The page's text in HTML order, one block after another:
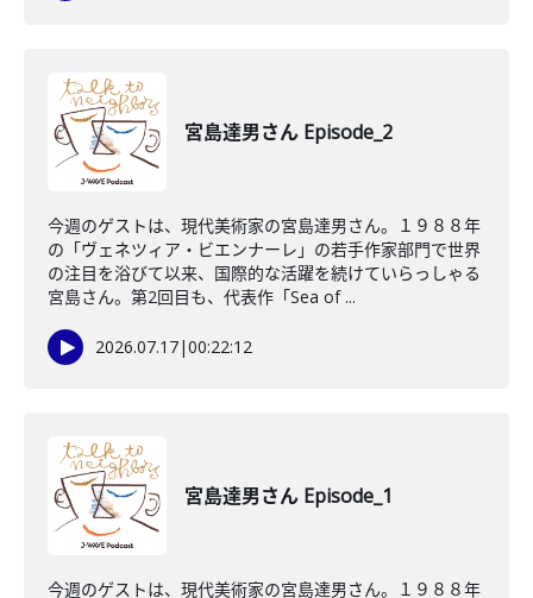
宮島達男さん Episode_2
今週のゲストは、現代美術家の宮島達男さん。１９８８年
の「ヴェネツィア・ビエンナーレ」の若手作家部門で世界
の注目を浴びて以来、国際的な活躍を続けていらっしゃる
宮島さん。第2回目も、代表作「Sea of ...
2026.07.17|00:22:12
宮島達男さん Episode_1
今週のゲストは、現代美術家の宮島達男さん。１９８８年